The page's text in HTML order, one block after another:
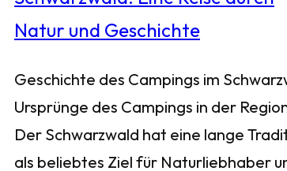
Geschichte des Campings im
Ursprünge des Campings in der
Der Schwarzwald hat eine lange
als beliebtes Ziel für Naturliebhaber